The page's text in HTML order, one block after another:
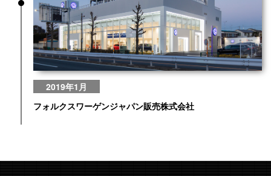
フォルクスワーゲンジャパン販売株式会社
2019年1月